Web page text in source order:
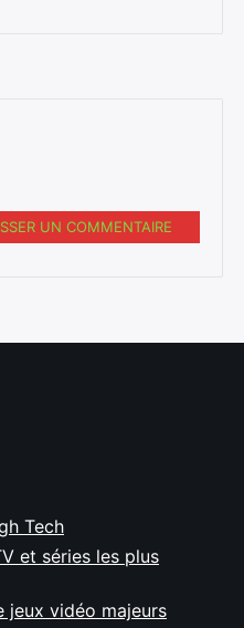
UN COMMENTAIRE
Tech
et séries les plus
jeux vidéo majeurs